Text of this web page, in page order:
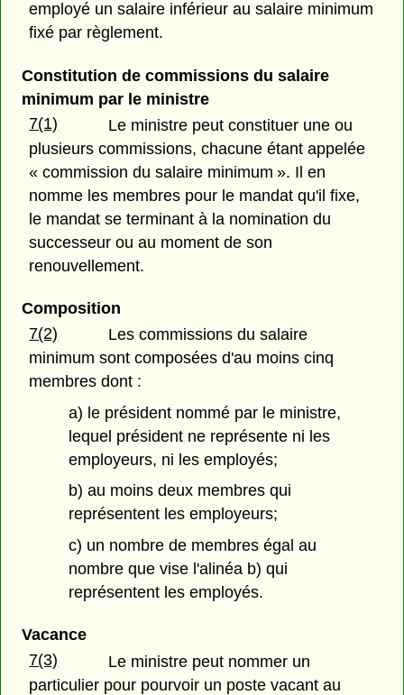
employé un salaire inférieur au salaire minimum
fixé par règlement.
Constitution de commissions du salaire
minimum par le ministre
7(1)
Le ministre peut constituer une ou
plusieurs commissions, chacune étant appelée
« commission du salaire minimum ». Il en
nomme les membres pour le mandat qu'il fixe,
le mandat se terminant à la nomination du
successeur ou au moment de son
renouvellement.
Composition
7(2)
Les commissions du salaire
minimum sont composées d'au moins cinq
membres dont :
a) le président nommé par le ministre,
lequel président ne représente ni les
employeurs, ni les employés;
b) au moins deux membres qui
représentent les employeurs;
c) un nombre de membres égal au
nombre que vise l'alinéa b) qui
représentent les employés.
Vacance
7(3)
Le ministre peut nommer un
particulier pour pourvoir un poste vacant au